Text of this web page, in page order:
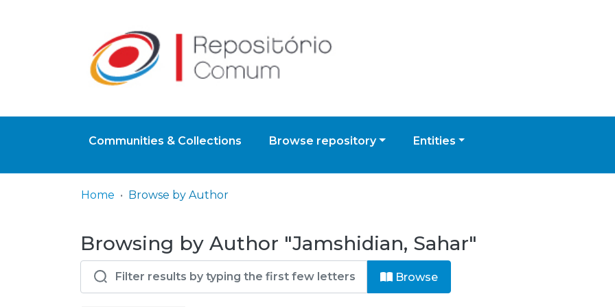
Communities & Collections Browse repository Entities
Home Browse by Author
Browsing by Author "Jamshidian, Sahar"
Browse